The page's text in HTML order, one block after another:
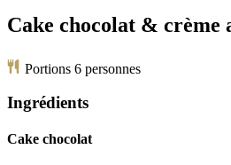
Cake chocolat & crème
Portions 6 personnes
Ingrédients
Cake chocolat